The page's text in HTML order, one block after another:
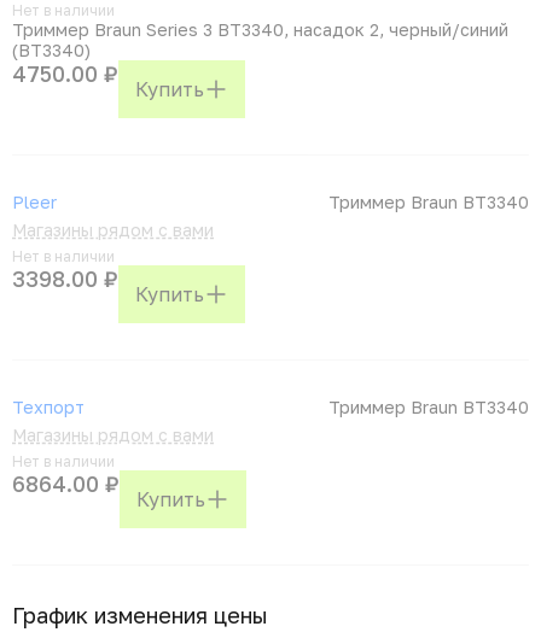
Нет в наличии
Триммер Braun Series 3 BT3340, насадок 2, черный/синий
(BT3340)
4750.00 ₽
Купить
Pleer
Магазины рядом с вами
Нет в наличии
Триммер Braun BT3340
3398.00 ₽
Купить
Техпорт
Магазины рядом с вами
Нет в наличии
Триммер Braun BT3340
6864.00 ₽
Купить
График изменения цены